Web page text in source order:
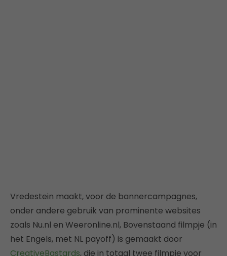
Vredestein maakt, voor de bannercampagnes,
onder andere gebruik van prominente websites
zoals Nu.nl en Weeronline.nl, Bovenstaand filmpje (in
het Engels, met NL payoff) is gemaakt door
CreativeBastards, die in totaal twee filmpje voor